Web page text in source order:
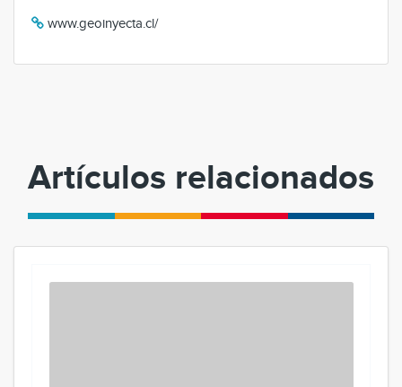
www.geoinyecta.cl/
Artículos relacionados